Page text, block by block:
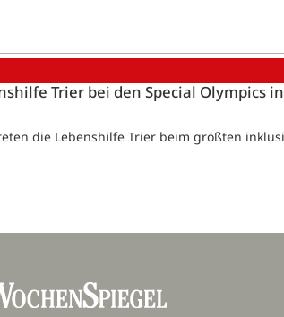
Trier bei den Special Olympics
die Lebenshilfe Trier beim größten